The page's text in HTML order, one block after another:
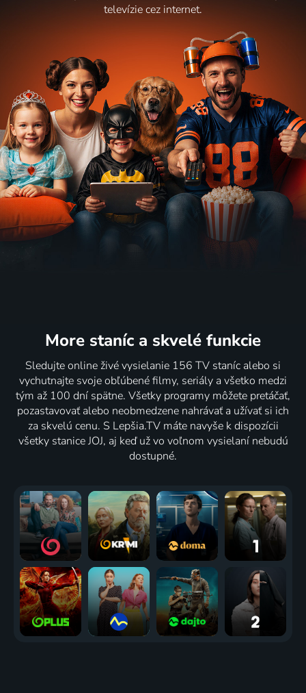
televízie cez internet.
More staníc a skvelé funkcie
Sledujte online živé vysielanie 156 TV staníc alebo si
vychutnajte svoje obľúbené filmy, seriály a všetko medzi
tým až 100 dní spätne. Všetky programy môžete pretáčať,
pozastavovať alebo neobmedzene nahrávať a užívať si ich
za skvelú cenu. S Lepšia.TV máte navyše k dispozícii
všetky stanice JOJ, aj keď už vo voľnom vysielaní nebudú
dostupné.